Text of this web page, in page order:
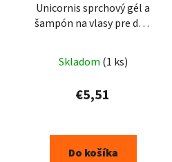
Unicornis sprchový gél a
šampón na vlasy pre deti
Skladom (1 ks)
€5,51
Do košíka